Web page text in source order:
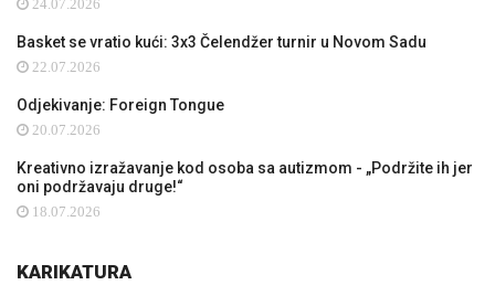
24.07.2026
Basket se vratio kući: 3x3 Čelendžer turnir u Novom Sadu
22.07.2026
Odjekivanje: Foreign Tongue
20.07.2026
Kreativno izražavanje kod osoba sa autizmom - „Podržite ih jer
oni podržavaju druge!“
18.07.2026
KARIKATURA